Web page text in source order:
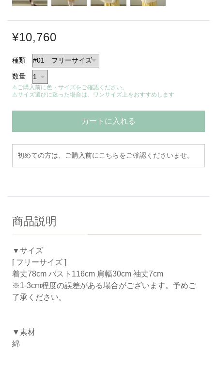
¥10,760
種類
数量
⚠ご購入前に色・サイズをご確認ください。
⚠サイズ選びに迷った場合は、ワンサイズ上をおすすめします
カートに入れる
初めての方は、ご購入前にこちらをご確認くださいませ。
商品説明
▼サイズ
[ フリーサイズ ]
着丈78cm バスト116cm 肩幅30cm 袖丈7cm
※1-3cm程度の誤差がある場合がございます。予めご
了承ください。
▼素材
綿